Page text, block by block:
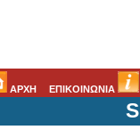
ΑΡΧΗ ΕΠΙΚΟΙΝΩΝΙΑ